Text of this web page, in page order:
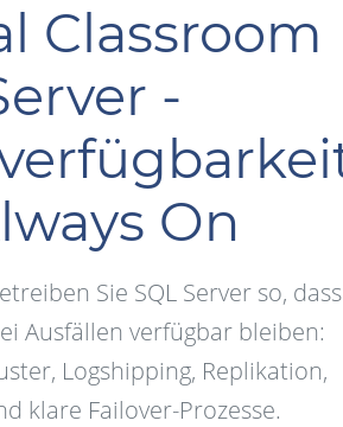
Classroom
-
On
Sie SQL Server so, dass
Ausfällen verfügbar bleiben:
Logshipping, Replikation,
klare Failover-Prozesse.